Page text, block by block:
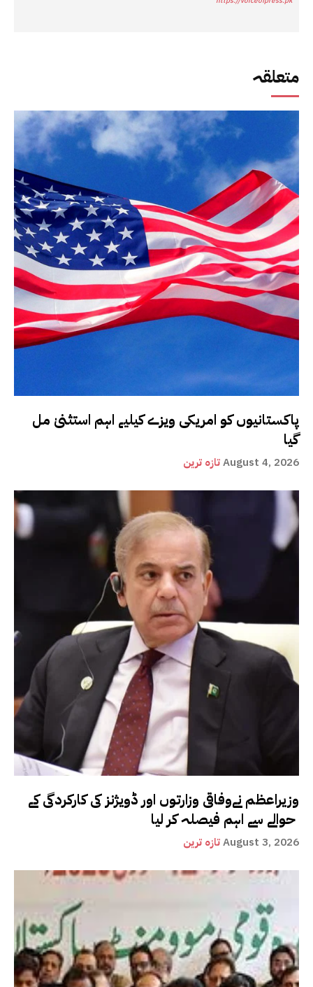
متعلقہ
پاکستانیوں کو امریکی ویزے کیلیے اہم استثنیٰ مل
گیا
تازہ ترینAugust 4, 2026
وزیراعظم نےوفاقی وزارتوں اور ڈویژنز کی کارکردگی کے
تازہ ترینAugust 3, 2026